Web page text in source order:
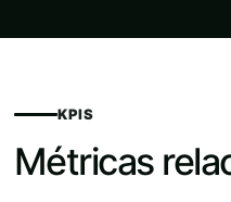
KPIS
Métricas